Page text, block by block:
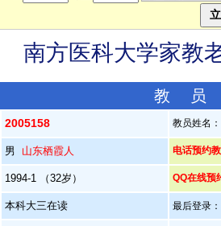
南方医科大学家教
教
2005158 教员姓名
男 山东栖霞人 电话预约
1994-1 （32岁） QQ在线预
本科大三在读 最后登录